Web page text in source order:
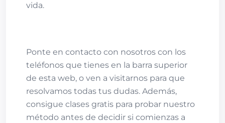
vida.
Ponte en contacto con nosotros con los
teléfonos que tienes en la barra superior
de esta web, o ven a visitarnos para que
resolvamos todas tus dudas. Además,
consigue clases gratis para probar nuestro
método antes de decidir si comienzas a